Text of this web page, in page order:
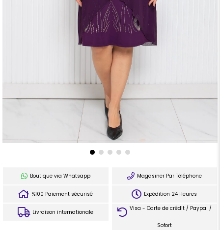
Boutique via Whatsapp Magasiner Par Téléphone
%100 Paiement sécurisé Expédition 24 Heures
Livraison internationale
Visa - Carte de crédit / Paypal /
Sofort